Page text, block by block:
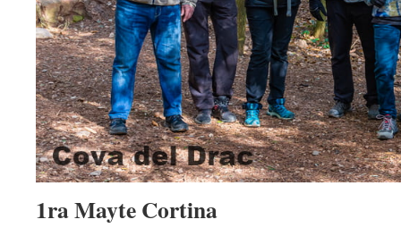
1ra Mayte Cortina